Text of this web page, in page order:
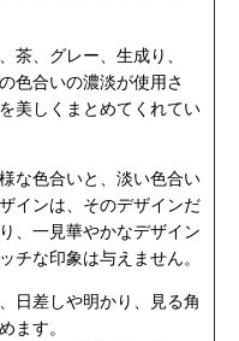
茶、グレー、生成り、
色合いの濃淡が使用さ
美しくまとめてくれてい
な色合いと、淡い色合い
インは、そのデザインだ
、一見華やかなデザイン
チな印象は与えません。
日差しや明かり、見る角
ます。